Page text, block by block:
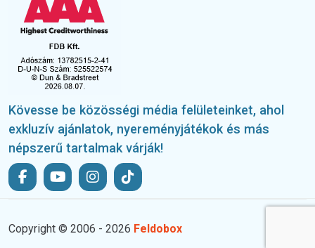
Kövesse be közösségi média felületeinket, ahol
exkluzív ajánlatok, nyereményjátékok és más
népszerű tartalmak várják!
Copyright © 2006 - 2026 Feldobox